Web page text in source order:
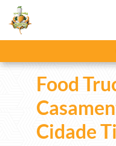
Food
Cidade